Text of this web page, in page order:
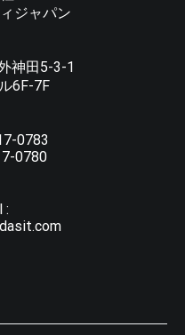
ジャパン
神田5-3-1
6F-7F
0783
0780
: